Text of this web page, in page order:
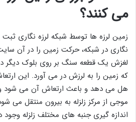
می کنند؟
زمین لرزه ها توسط شبکه لرزه نگاری
نگاری در شبکه، حرکت زمین را در آن
لغزش یک قطعه سنگ بر روی بلوک دیگر در
که زمین را به لرزش در می آورد. این
هل می دهد و باعث ارتعاش آن می شود و
موجی از مرکز زلزله به بیرون منتقل می
اندازه گیری جنبه های مختلف زلزله وجود